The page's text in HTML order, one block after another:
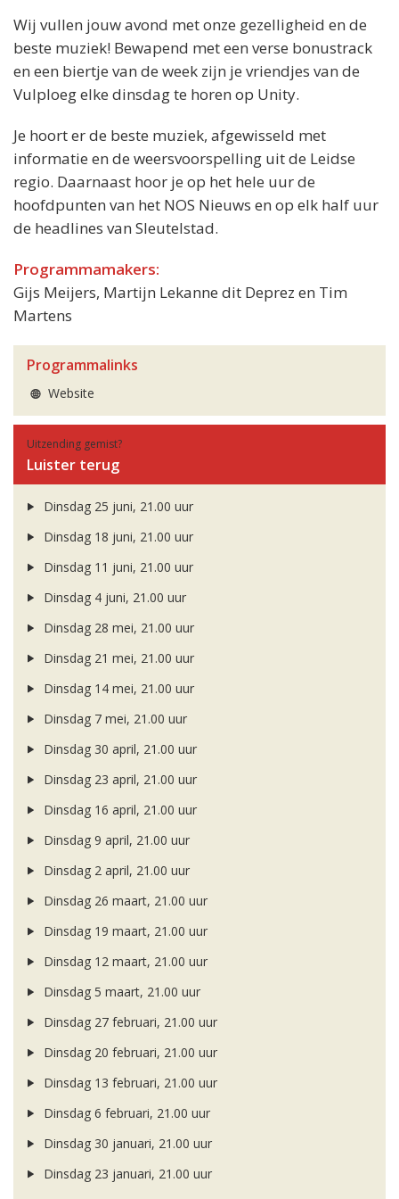
Wij vullen jouw avond met onze gezelligheid en de
beste muziek! Bewapend met een verse bonustrack
en een biertje van de week zijn je vriendjes van de
Vulploeg elke dinsdag te horen op Unity.
Je hoort er de beste muziek, afgewisseld met
informatie en de weersvoorspelling uit de Leidse
regio. Daarnaast hoor je op het hele uur de
hoofdpunten van het NOS Nieuws en op elk half uur
de headlines van Sleutelstad.
Programmamakers:
Gijs Meijers, Martijn Lekanne dit Deprez en Tim
Martens
Programmalinks
Website
Uitzending gemist?
Luister terug
Dinsdag 25 juni, 21.00 uur
Dinsdag 18 juni, 21.00 uur
Dinsdag 11 juni, 21.00 uur
Dinsdag 4 juni, 21.00 uur
Dinsdag 28 mei, 21.00 uur
Dinsdag 21 mei, 21.00 uur
Dinsdag 14 mei, 21.00 uur
Dinsdag 7 mei, 21.00 uur
Dinsdag 30 april, 21.00 uur
Dinsdag 23 april, 21.00 uur
Dinsdag 16 april, 21.00 uur
Dinsdag 9 april, 21.00 uur
Dinsdag 2 april, 21.00 uur
Dinsdag 26 maart, 21.00 uur
Dinsdag 19 maart, 21.00 uur
Dinsdag 12 maart, 21.00 uur
Dinsdag 5 maart, 21.00 uur
Dinsdag 27 februari, 21.00 uur
Dinsdag 20 februari, 21.00 uur
Dinsdag 13 februari, 21.00 uur
Dinsdag 6 februari, 21.00 uur
Dinsdag 30 januari, 21.00 uur
Dinsdag 23 januari, 21.00 uur